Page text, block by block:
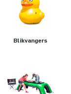
Blikvangers